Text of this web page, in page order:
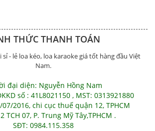
THỨC THANH TOÁN
đại diện: Nguyễn Hồng Nam
số : 41L8021150 , MST: 0313921880
2016, chi cục thuế quận 12, TPHCM
TCH 07, P. Trung Mỹ Tây,TPHCM .
SĐT: 0984.115.358